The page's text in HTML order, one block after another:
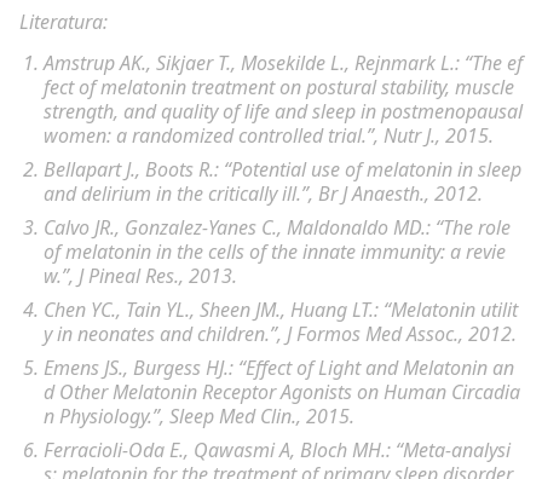
Literatura:
Amstrup AK., Sikjaer T., Mosekilde L., Rejnmark L.: “The ef
fect of melatonin treatment on postural stability, muscle
strength, and quality of life and sleep in postmenopausal
women: a randomized controlled trial.”, Nutr J., 2015.
Bellapart J., Boots R.: “Potential use of melatonin in sleep
and delirium in the critically ill.”, Br J Anaesth., 2012.
Calvo JR., Gonzalez-Yanes C., Maldonaldo MD.: “The role
of melatonin in the cells of the innate immunity: a revie
w.”, J Pineal Res., 2013.
Chen YC., Tain YL., Sheen JM., Huang LT.: “Melatonin utilit
y in neonates and children.”, J Formos Med Assoc., 2012.
Emens JS., Burgess HJ.: “Effect of Light and Melatonin an
d Other Melatonin Receptor Agonists on Human Circadia
n Physiology.”, Sleep Med Clin., 2015.
Ferracioli-Oda E., Qawasmi A, Bloch MH.: “Meta-analysi